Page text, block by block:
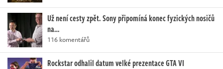
Už není cesty zpět. Sony připomíná konec fyzických nosičů
na…
116 komentářů
Rockstar odhalil datum velké prezentace GTA VI